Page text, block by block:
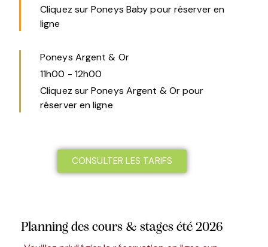
Cliquez sur Poneys Baby pour réserver en
ligne
Poneys Argent & Or
11h00 - 12h00
Cliquez sur Poneys Argent & Or pour
réserver en ligne
CONSULTER LES TARIFS
Planning des cours & stages été 2026